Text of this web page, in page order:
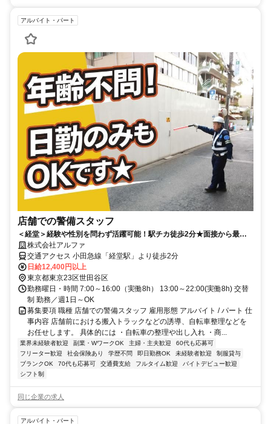
アルバイト・パート
店舗での警備スタッフ
＜経堂＞経験や性別を問わず活躍可能！駅チカ徒歩2分★面接から最短1
週間程度で実働可能
株式会社アルファ
交通アクセス 小田急線「経堂駅」より徒歩2分
日給12,400円以上
東京都東京23区世田谷区
勤務曜日・時間 7:00～16:00（実働8h） 13:00～22:00(実働8h) 交替
制 勤務／週1日～OK
募集要項 職種 店舗での警備スタッフ 雇用形態 アルバイト / パート 仕
事内容 店舗前における搬入トラックなどの誘導、自転車整理などを
お任せします。 具体的には ・自転車の整理や出し入れ ・商...
業界未経験者歓迎 副業・WワークOK 主婦・主夫歓迎
60代も応募可
フリーター歓迎
社会保険あり 学歴不問 即日勤務OK 未経験者歓迎
制服貸与
ブランクOK
70代も応募可 交通費支給 フルタイム歓迎
バイトデビュー歓迎
シフト制
同じ企業の求人
アルバイト・パート